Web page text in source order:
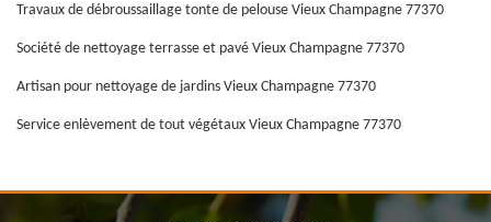
Travaux de débroussaillage tonte de pelouse Vieux Champagne 77370
Société de nettoyage terrasse et pavé Vieux Champagne 77370
Artisan pour nettoyage de jardins Vieux Champagne 77370
Service enlèvement de tout végétaux Vieux Champagne 77370